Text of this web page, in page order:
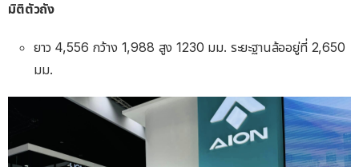
มิติตัวถัง
ยาว 4,556 กว้าง 1,988 สูง 1230 มม. ระยะฐานล้ออยู่ที่ 2,650
มม.